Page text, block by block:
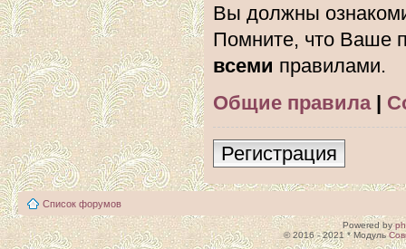
Вы должны
Помните, что Ваше
всеми правилами.
Общие правила|
Регистрация
Список форумов
Powered by
© 2016 - 2021 * Модуль